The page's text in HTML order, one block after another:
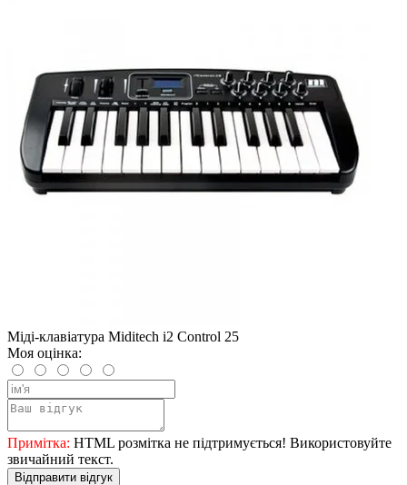
Міді-клавіатура Miditech i2 Control 25
Моя оцінка:
Примітка: HTML розмітка не підтримується! Використовуйте
звичайний текст.
Відправити відгук